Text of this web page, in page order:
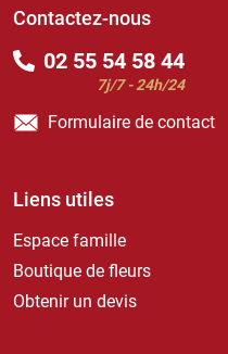
Contactez-nous
02 55 54 58 44
7j/7 - 24h/24
Formulaire de contact
Liens utiles
Espace famille
Boutique de fleurs
Obtenir un devis